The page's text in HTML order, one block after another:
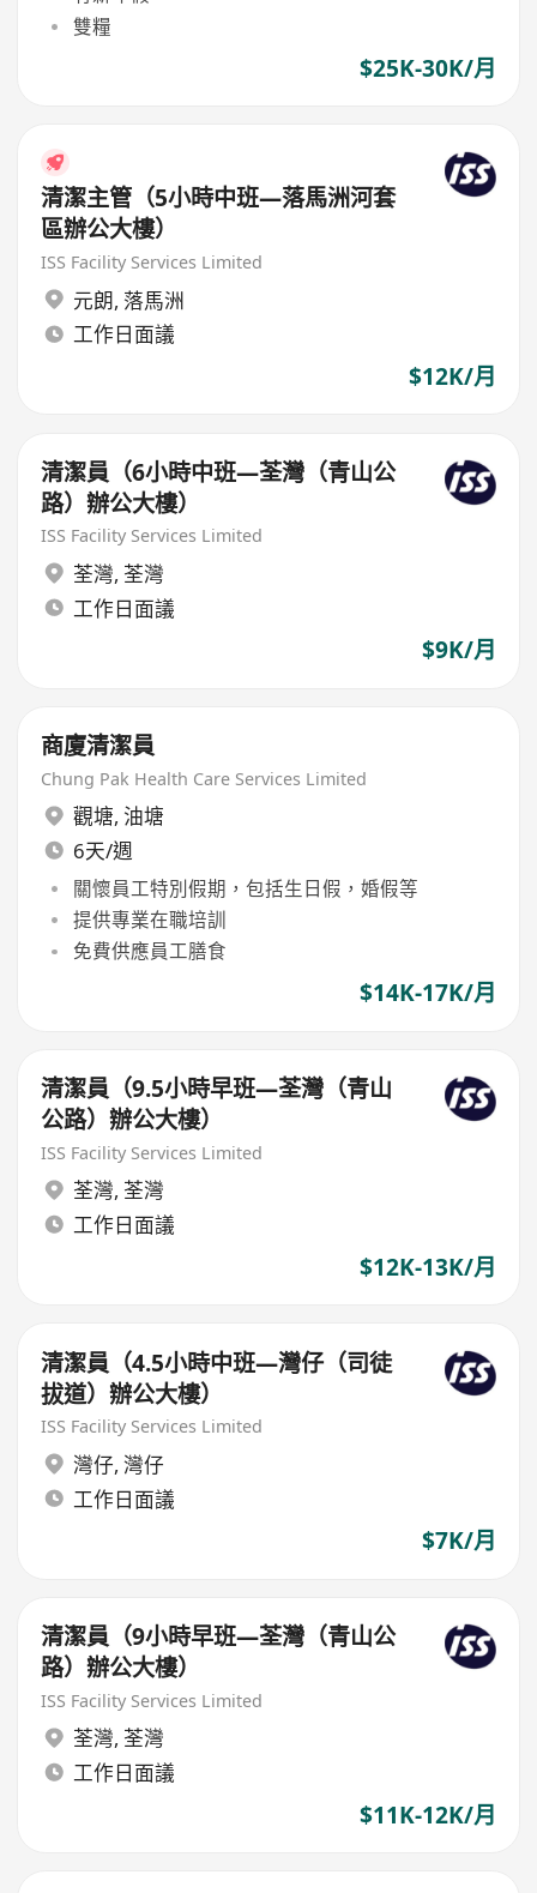
雙糧
$25K-30K/月
清潔主管（5小時中班—落馬洲河套
區辦公大樓）
ISS Facility Services Limited
元朗, 落馬洲
工作日面議
$12K/月
清潔員（6小時中班—荃灣（青山公
路）辦公大樓）
ISS Facility Services Limited
荃灣, 荃灣
工作日面議
$9K/月
商廈清潔員
Chung Pak Health Care Services Limited
觀塘, 油塘
6天/週
關懷員工特別假期，包括生日假，婚假等
提供專業在職培訓
免費供應員工膳食
$14K-17K/月
清潔員（9.5小時早班—荃灣（青山
公路）辦公大樓）
ISS Facility Services Limited
荃灣, 荃灣
工作日面議
$12K-13K/月
清潔員（4.5小時中班—灣仔（司徒
拔道）辦公大樓）
ISS Facility Services Limited
灣仔, 灣仔
工作日面議
$7K/月
清潔員（9小時早班—荃灣（青山公
路）辦公大樓）
ISS Facility Services Limited
荃灣, 荃灣
工作日面議
$11K-12K/月